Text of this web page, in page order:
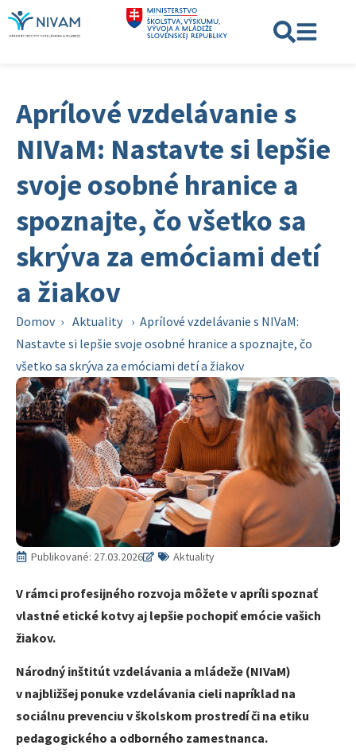
Aprílové vzdelávanie s
NIVaM: Nastavte si lepšie
svoje osobné hranice a
spoznajte, čo všetko sa
skrýva za emóciami detí
a žiakov
Domov › Aktuality › Aprílové vzdelávanie s NIVaM:
Nastavte si lepšie svoje osobné hranice a spoznajte, čo
všetko sa skrýva za emóciami detí a žiakov
Publikované: 27.03.2026 Aktuality
V rámci profesijného rozvoja môžete v apríli spoznať
vlastné etické kotvy aj lepšie pochopiť emócie vašich
žiakov.
Národný inštitút vzdelávania a mládeže (NIVaM)
v najbližšej ponuke vzdelávania cieli napríklad na
sociálnu prevenciu v školskom prostredí či na etiku
pedagogického a odborného zamestnanca.